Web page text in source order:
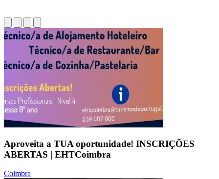
Aproveita a TUA oportunidade! INSCRIÇÕES
ABERTAS | EHTCoimbra
Coimbra